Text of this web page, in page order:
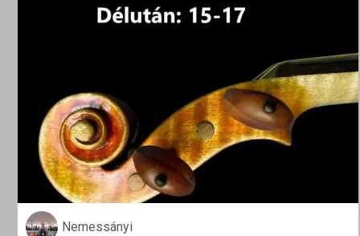
Nemessányi